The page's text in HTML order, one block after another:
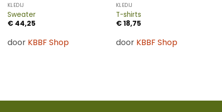
KLEDIJ
Sweater
€44,25
door KBBF Shop
KLEDIJ
T-shirts
€18,75
door KBBF Shop